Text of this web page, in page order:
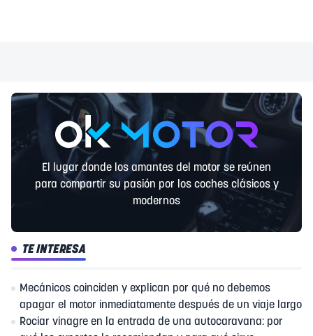
El lugar donde los amantes del motor se reúnen
para compartir su pasión por los coches clásicos y
modernos
TE INTERESA
Mecánicos coinciden y explican por qué no debemos
apagar el motor inmediatamente después de un viaje largo
Rociar vinagre en la entrada de una autocaravana: por